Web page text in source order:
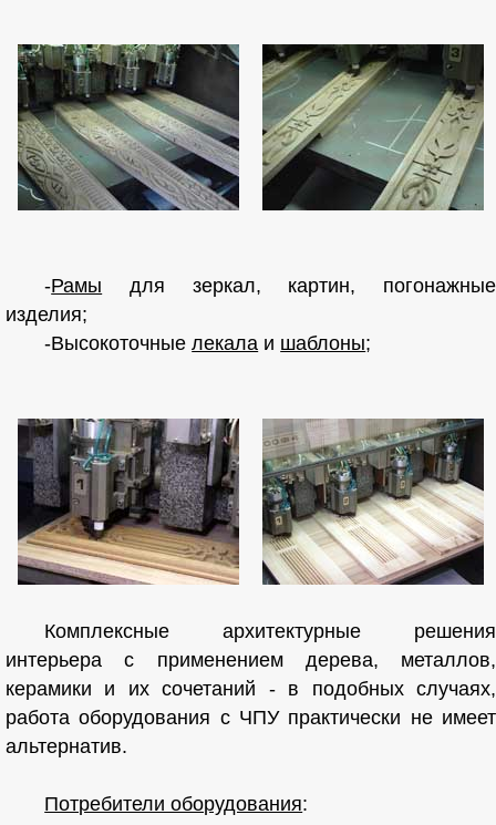
-Рамы для зеркал, картин, погонажные
изделия;
-Высокоточныелекала и шаблоны;
Комплексные архитектурные решения
интерьера с применением дерева, металлов,
керамики и их сочетаний - в подобных случаях,
работа оборудования с ЧПУ практически не имеет
альтернатив.
Потребители оборудования: